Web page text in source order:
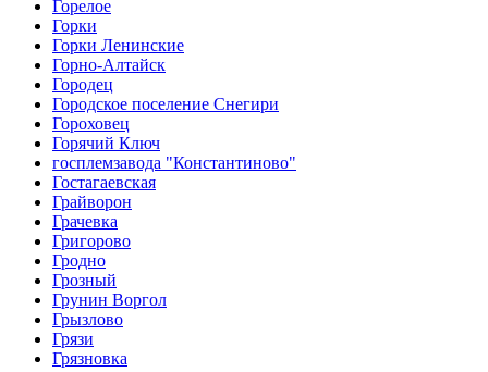
Горелое
Горки
Горки Ленинские
Горно-Алтайск
Городец
Городское поселение Снегири
Гороховец
Горячий Ключ
госплемзавода "Константиново"
Гостагаевская
Грайворон
Грачевка
Григорово
Гродно
Грозный
Грунин Воргол
Грызлово
Грязи
Грязновка